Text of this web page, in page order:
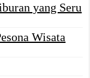
yang Seru
Wisata